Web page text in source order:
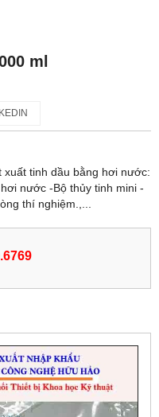
ml
xuất tinh dầu bằng hơi nước:
nước -Bộ thủy tinh mini -
thí nghiệm.,...